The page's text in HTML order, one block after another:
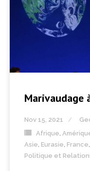
Marivaudage
Nov 15, 2021
Afrique,
Asie, Eurasie, France,
Politique et